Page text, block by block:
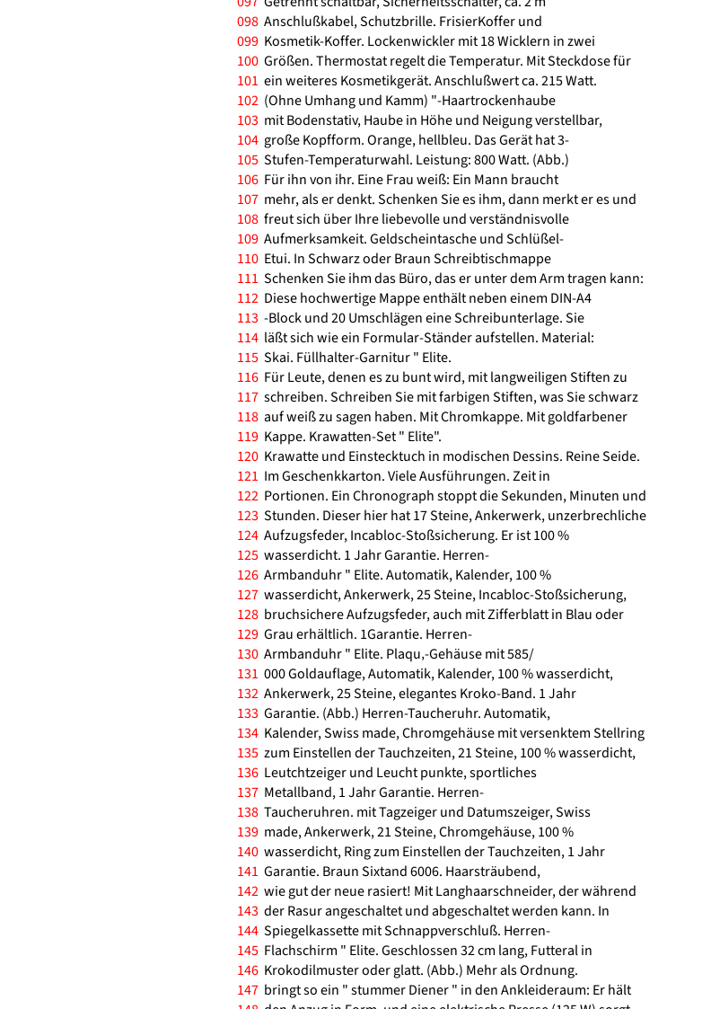
098 Anschlußkabel, Schutzbrille. FrisierKoffer und
099 Kosmetik-Koffer. Lockenwickler mit 18 Wicklern in zwei
100 Größen. Thermostat regelt die Temperatur. Mit Steckdose für
101 ein weiteres Kosmetikgerät. Anschlußwert ca. 215 Watt.
102 (Ohne Umhang und Kamm) "-Haartrockenhaube
103 mit Bodenstativ, Haube in Höhe und Neigung verstellbar,
104 große Kopfform. Orange, hellbleu. Das Gerät hat 3-
105 Stufen-Temperaturwahl. Leistung: 800 Watt. (Abb.)
106 Für ihn von ihr. Eine Frau weiß: Ein Mann braucht
107 mehr, als er denkt. Schenken Sie es ihm, dann merkt er es und
108 freut sich über Ihre liebevolle und verständnisvolle
109 Aufmerksamkeit. Geldscheintasche und Schlüßel-
110 Etui. In Schwarz oder Braun Schreibtischmappe
111 Schenken Sie ihm das Büro, das er unter dem Arm tragen kann:
112 Diese hochwertige Mappe enthält neben einem DIN-A4
113 -Block und 20 Umschlägen eine Schreibunterlage. Sie
114 läßt sich wie ein Formular-Ständer aufstellen. Material:
115 Skai. Füllhalter-Garnitur " Elite.
116 Für Leute, denen es zu bunt wird, mit langweiligen Stiften zu
117 schreiben. Schreiben Sie mit farbigen Stiften, was Sie schwarz
118 auf weiß zu sagen haben. Mit Chromkappe. Mit goldfarbener
119 Kappe. Krawatten-Set " Elite".
120 Krawatte und Einstecktuch in modischen Dessins. Reine Seide.
121 Im Geschenkkarton. Viele Ausführungen. Zeit in
122 Portionen. Ein Chronograph stoppt die Sekunden, Minuten und
123 Stunden. Dieser hier hat 17 Steine, Ankerwerk, unzerbrechliche
124 Aufzugsfeder, Incabloc-Stoßsicherung. Er ist 100 %
125 wasserdicht. 1 Jahr Garantie. Herren-
126 Armbanduhr " Elite. Automatik, Kalender, 100 %
127 wasserdicht, Ankerwerk, 25 Steine, Incabloc-Stoßsicherung,
128 bruchsichere Aufzugsfeder, auch mit Zifferblatt in Blau oder
129 Grau erhältlich. 1Garantie. Herren-
130 Armbanduhr " Elite. Plaqu‚-Gehäuse mit 585/
131 000 Goldauflage, Automatik, Kalender, 100 % wasserdicht,
132 Ankerwerk, 25 Steine, elegantes Kroko-Band. 1 Jahr
133 Garantie. (Abb.) Herren-Taucheruhr. Automatik,
134 Kalender, Swiss made, Chromgehäuse mit versenktem Stellring
135 zum Einstellen der Tauchzeiten, 21 Steine, 100 % wasserdicht,
136 Leutchtzeiger und Leucht punkte, sportliches
137 Metallband, 1 Jahr Garantie. Herren-
138 Taucheruhren. mit Tagzeiger und Datumszeiger, Swiss
139 made, Ankerwerk, 21 Steine, Chromgehäuse, 100 %
140 wasserdicht, Ring zum Einstellen der Tauchzeiten, 1 Jahr
141 Garantie. Braun Sixtand 6006. Haarsträubend,
142 wie gut der neue rasiert! Mit Langhaarschneider, der während
143 der Rasur angeschaltet und abgeschaltet werden kann. In
144 Spiegelkassette mit Schnappverschluß. Herren-
145 Flachschirm " Elite. Geschlossen 32 cm lang, Futteral in
146 Krokodilmuster oder glatt. (Abb.) Mehr als Ordnung.
147 bringt so ein " stummer Diener " in den Ankleideraum: Er hält